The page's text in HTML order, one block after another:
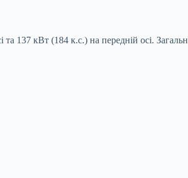
кВт (184 к.с.) на передній осі.